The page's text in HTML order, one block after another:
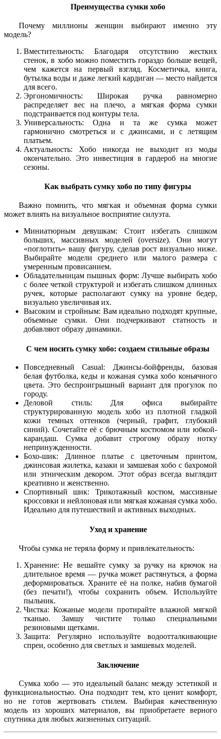
Преимущества сумки хобо
Почему миллионы женщин выбирают именно эту
модель?
Вместительность: Благодаря отсутствию жестких
стенок, в хобо можно поместить гораздо больше вещей,
чем кажется на первый взгляд. Косметичка, книга,
бутылка воды и даже легкий кардиган — место найдется
для всего.
Эргономичность: Широкая ручка равномерно
распределяет вес на плечо, а мягкая форма сумки
подстраивается под контуры тела.
Универсальность: Одна и та же сумка может
гармонично смотреться и с джинсами, и с летящим
платьем.
Актуальность: Хобо никогда не выходит из моды
окончательно. Это инвестиция в гардероб на многие
сезоны.
Как выбрать сумку хобо по типу фигуры
Важно помнить, что мягкая и объемная форма сумки
может влиять на визуальное восприятие силуэта.
Миниатюрным девушкам: Стоит избегать слишком
больших, массивных моделей (oversize). Они могут
«поглотить» вашу фигуру, сделав рост визуально ниже.
Выбирайте модели среднего или малого размера с
умеренным провисанием.
Обладательницам пышных форм: Лучше выбирать хобо
с более четкой структурой и избегать слишком длинных
ручек, которые располагают сумку на уровне бедер,
визуально увеличивая их.
Высоким и стройным: Вам идеально подходят крупные,
объемные сумки. Они подчеркивают статность и
добавляют образу динамики.
С чем носить сумку хобо: создаем стильные образы
Повседневный Casual: Джинсы-бойфренды, базовая
белая футболка, кеды и кожаная сумка хобо коньячного
цвета. Это беспроигрышный вариант для прогулок по
городу.
Деловой стиль: Для офиса выбирайте
структурированную модель хобо из плотной гладкой
кожи темных оттенков (черный, графит, глубокий
синий). Сочетайте её с брючным костюмом или юбкой-
карандаш. Сумка добавит строгому образу нотку
непринужденности.
Бохо-шик: Длинное платье с цветочным принтом,
джинсовая жилетка, казаки и замшевая хобо с бахромой
или этническим декором. Этот образ всегда выглядит
креативно и женственно.
Спортивный шик: Трикотажный костюм, массивные
кроссовки и нейлоновая или мягкая кожаная сумка хобо.
Идеально для путешествий и активных выходных.
Уход и хранение
Чтобы сумка не теряла форму и привлекательность:
Хранение: Не вешайте сумку за ручку на крючок на
длительное время — ручка может растянуться, а форма
деформироваться. Храните её на полке, набив бумагой
(без печати!), чтобы сохранить объем. Используйте
пыльник.
Чистка: Кожаные модели протирайте влажной мягкой
тканью. Замшу чистите только специальными
резиновыми щетками.
Защита: Регулярно используйте водоотталкивающие
спреи, особенно для светлых и замшевых моделей.
Заключение
Сумка хобо — это идеальный баланс между эстетикой и
функциональностью. Она подходит тем, кто ценит комфорт,
но не готов жертвовать стилем. Выбирая качественную
модель из хороших материалов, вы приобретаете верного
спутника для любых жизненных ситуаций.